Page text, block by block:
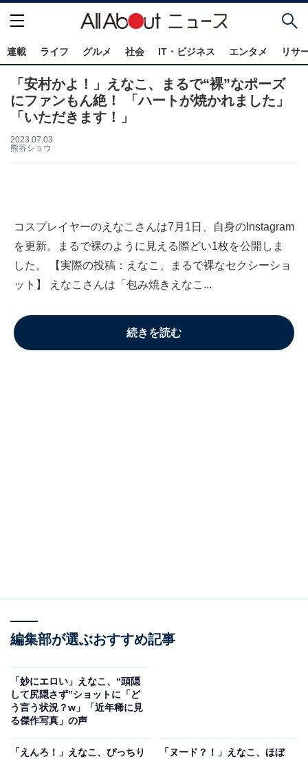
連載 ライフ グルメ 社会 IT・ビジネス エンタメ リサ
「安村かよ！」えなこ、まるで“裸”なポーズ
にファンもん絶！ 「ハートが焼かれました」
「いただきます！」
2023.07.03
熊谷ショウ
コスプレイヤーのえなこさんは7月1日、自身のInstagram
を更新。まるで裸のように見える際どい1枚を公開しま
した。 【実際の投稿：えなこ、まるで裸なセクシーショ
ット】 えなこさんは「包み焼きえなこ...
続きを読む
編集部が選ぶおすすめ記事
「妙にエロい」えなこ、“頭隠
して尻隠さず”ショットに「ど
う言う状況？w」「近年稀に見
る傑作写真」の声
「えんろ！」えなこ、ぴっちり
「ヌード？！」えなこ、ほぼ